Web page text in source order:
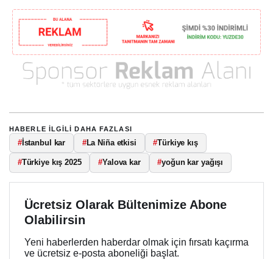
HABERLE ILGILI DAHA FAZLASI
#İstanbul kar #La Niña etkisi #Türkiye kış
#Türkiye kış 2025 #Yalova kar #yoğun kar yağışı
Ücretsiz Olarak Bültenimize Abone
Olabilirsin
Yeni haberlerden haberdar olmak için fırsatı kaçırma
ve ücretsiz e-posta aboneliği başlat.